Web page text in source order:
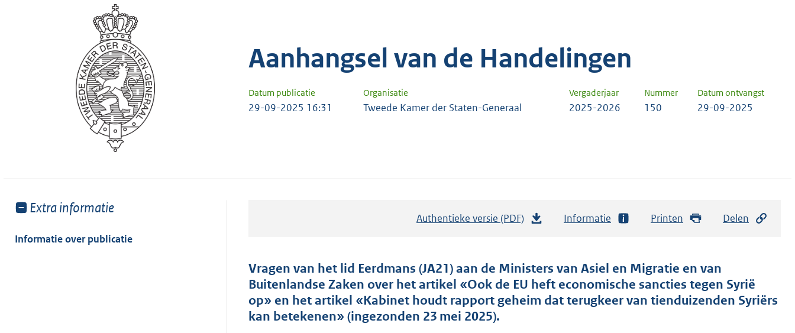
Aanhangsel van de Handelingen
Datum publicatie Organisatie Vergaderjaar Nummer Datum ontvangst
29-09-2025 16:31 Tweede Kamer der Staten-Generaal 2025-2026 150 29-09-2025
Toon
van:
Extra informatie
Informatie over publicatie
Authentieke versie (PDF)
t
a
n
Informatie Printen Delen
Vragen van het lid Eerdmans (JA21) aan de Ministers van Asiel en Migratie en van
Buitenlandse Zaken over het artikel «Ook de EU heft economische sancties tegen Syrië
op» en het artikel «Kabinet houdt rapport geheim dat terugkeer van tienduizenden Syriërs
kan betekenen» (ingezonden 23 mei 2025).